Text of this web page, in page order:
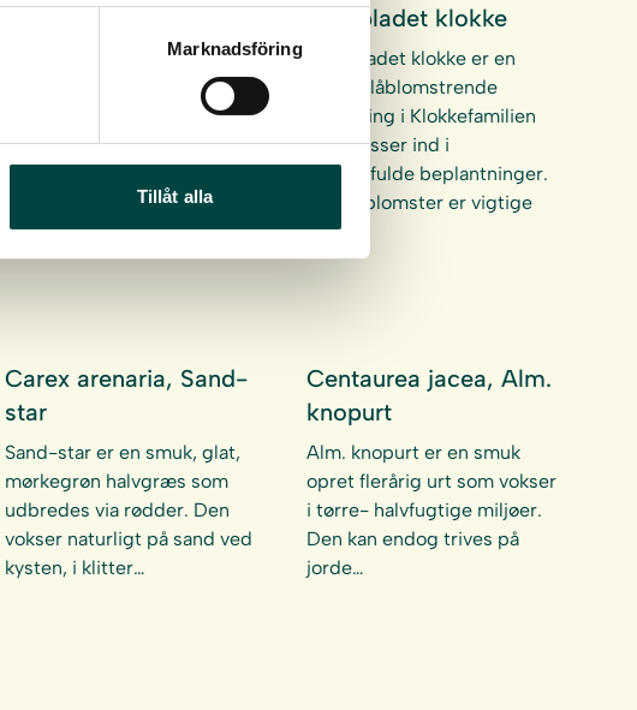
Marknadsföring
Tillåt alla
Hedelyng er en dværgbusk
med rosa blomster. Lyng
vokser naturligt på tør-
fugtig åben næringsfattig
jord f.eks. på heder, moser
Bredbladet klokke
Bredbladet klokke er en
smuk blåblomstrende
slægtning i Klokkefamilien
som passer ind i
skyggefulde beplantninger.
Klokkeblomster er vigtige
for en…
Carex arenaria, Sand-
star
Sand-star er en smuk, glat,
mørkegrøn halvgræs som
udbredes via rødder. Den
vokser naturligt på sand ved
kysten, i klitter…
Centaurea jacea, Alm.
knopurt
Alm. knopurt er en smuk
opret flerårig urt som vokser
i tørre- halvfugtige miljøer.
Den kan endog trives på
jorde…